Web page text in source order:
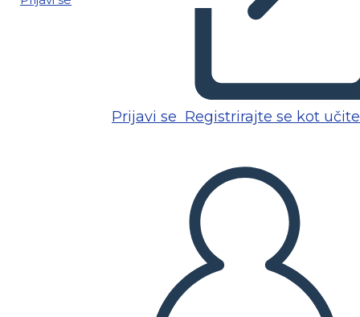
Prijavi se Registrirajte se kot